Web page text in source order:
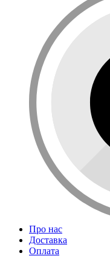
Про нас
Доставка
Оплата